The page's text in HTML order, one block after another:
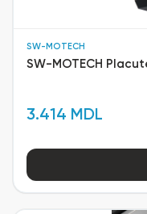
SW-MOTECH
SW-MOTECH
3.414 MDL